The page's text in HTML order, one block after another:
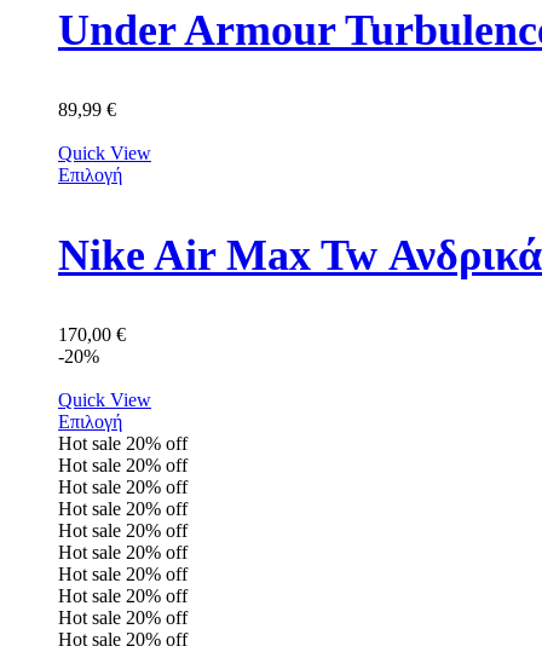
Under Armour
89,99 €
Quick View
Επιλογή
Nike Air Max Tw
170,00 €
-20%
Quick View
Επιλογή
Hot sale 20% off
Hot sale 20% off
Hot sale 20% off
Hot sale 20% off
Hot sale 20% off
Hot sale 20% off
Hot sale 20% off
Hot sale 20% off
Hot sale 20% off
Hot sale 20% off